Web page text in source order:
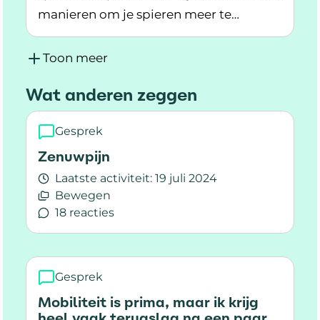
manieren om je spieren meer te
ontspannen. Kies de manier die bij jou
past.
Lees meer over Hoe help je je lichaam
Toon meer
Wat anderen zeggen
Gesprek
Zenuwpijn
Laatste activiteit: 19 juli 2024
Bewegen
18 reacties
Lees meer over Zenuwpijn
Gesprek
Mobiliteit is prima, maar ik krijg